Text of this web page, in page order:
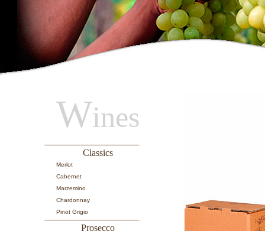
Wines
Classics
Merlot
Cabernet
Marzemino
Chardonnay
Pinot Grigio
Prosecco